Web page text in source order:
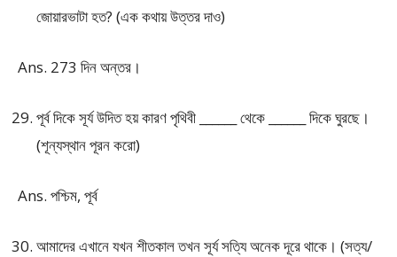
জোয়ারভাটা হত? (এক কথায় উত্তর দাও)
Ans. 273 দিন অন্তর।
পূর্ব দিকে সূর্য উদিত হয় কারণ পৃথিবী ______ থেকে ______ দিকে ঘুরছে।
(শূন্যস্থান পূরন করো)
Ans. পশ্চিম, পূর্ব
আমাদের এখানে যখন শীতকাল তখন সূর্য সত্যি অনেক দূরে থাকে। (সত্য/